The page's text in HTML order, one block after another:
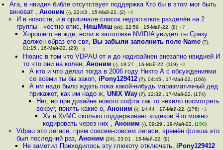
Ага, в нвидия библе отсутствует поддержка Кто бы в этом мог быть
виноват ,Аноним (-), 22:43 , 15-Май-22, (2) +8
И в новости, и в оригинале список недостатков разделён на 2
группы - честно опис, НяшМяш (ok), 22:59 , 15-Май-22, (8) +7
Хорошего не жди, если в заголовке NVIDIA увидел ты Сразу
должен образ его свя, Вы забыли заполнить поле Name(?),
01:15 , 16-Май-22, (23) –2
Нюанс в том что VDPAU от и до надизайнен внезапно нвидией И
то что они на колен, Аноним (-), 19:27 , 16-Май-22, (119) +2
А кто и что делал тогда в 2006 году Никто А с обсуждениями
со всеми ты бы закоп, iPony129412 (?), 04:45 , 17-Май-22, (166)
А им надо было ждать пока какой-нибудь маразматичный дед
прикажет, как им надо ж,UNIX Way (?), 12:32 , 17-Май-22, (174)
Нет, но при дизайне нового софта так то нехило посмотреть
вокруг, понять какие о, Аноним (-), 14:44 , 17-Май-22, (176) +1
Xv и XvMC сколько поддерживает кодеков Что можно
кодировать через них , Аноним (-), 09:29 , 19-Май-22, (196)
Vdpau это легаси, прям совсем-совсем легаси, времён флэша это
был последний раз, Аноним (24), 23:01 , 15-Май-22, (9)
Не заметил Приходилось эту глюкоту отключать, iPony129412